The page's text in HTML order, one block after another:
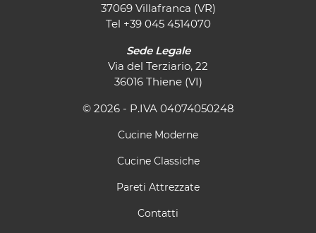
37069 Villafranca (VR)
Tel +39 045 4514070
Sede Legale
Via del Terziario, 22
36016 Thiene (VI)
© 2026 - P.IVA 04074050248
Cucine Moderne
Cucine Classiche
Pareti Attrezzate
Contatti